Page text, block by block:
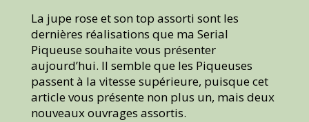
La jupe rose et son top assorti sont les
dernières réalisations que ma Serial
Piqueuse souhaite vous présenter
aujourd’hui. Il semble que les Piqueuses
passent à la vitesse supérieure, puisque cet
article vous présente non plus un, mais deux
nouveaux ouvrages assortis.